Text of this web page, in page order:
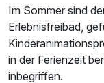
Im Sommer sind
Erlebnisfreibad,
in der Ferienzeit
inbegriffen.